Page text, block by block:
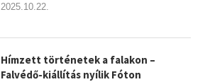
2025.10.22.
Hímzett történetek a falakon –
Falvédő-kiállítás nyílik Fóton